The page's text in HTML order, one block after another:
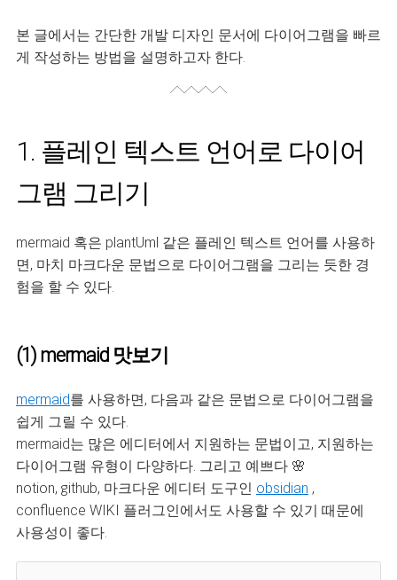
본 글에서는 간단한 개발 디자인 문서에 다이어그램을 빠르
게 작성하는 방법을 설명하고자 한다.
1. 플레인 텍스트 언어로 다이어
그램 그리기
mermaid 혹은 plantUml 같은 플레인 텍스트 언어를 사용하
면, 마치 마크다운 문법으로 다이어그램을 그리는 듯한 경
험을 할 수 있다.
(1) mermaid 맛보기
mermaid를 사용하면, 다음과 같은 문법으로 다이어그램을
쉽게 그릴 수 있다.
mermaid는 많은 에디터에서 지원하는 문법이고, 지원하는
다이어그램 유형이 다양하다. 그리고 예쁘다 🌸
notion, github, 마크다운 에디터 도구인 obsidian ,
confluence WIKI 플러그인에서도 사용할 수 있기 때문에
사용성이 좋다.